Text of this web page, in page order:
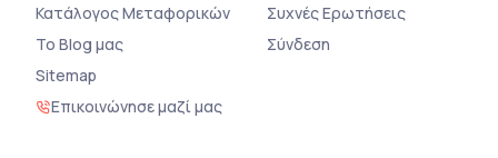
Κατάλογος Μεταφορικών
Το Blog μας
Sitemap
Επικοινώνησε μαζί μας
Συχνές Ερωτήσεις
Σύνδεση